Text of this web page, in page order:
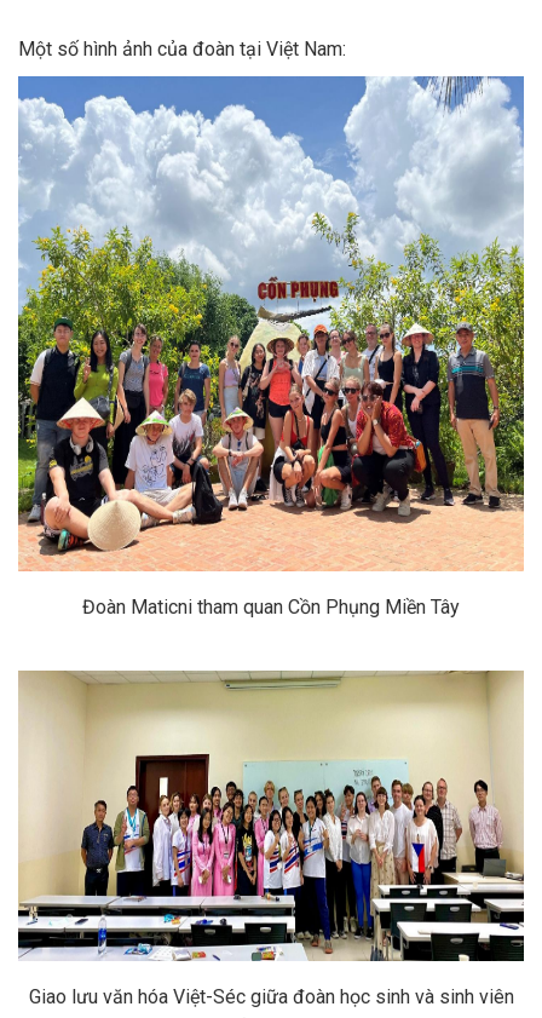
Một số hình ảnh của đoàn tại Việt Nam:
Đoàn Maticni tham quan Cồn Phụng Miền Tây
Giao lưu văn hóa Việt-Séc giữa đoàn học sinh và sinh viên